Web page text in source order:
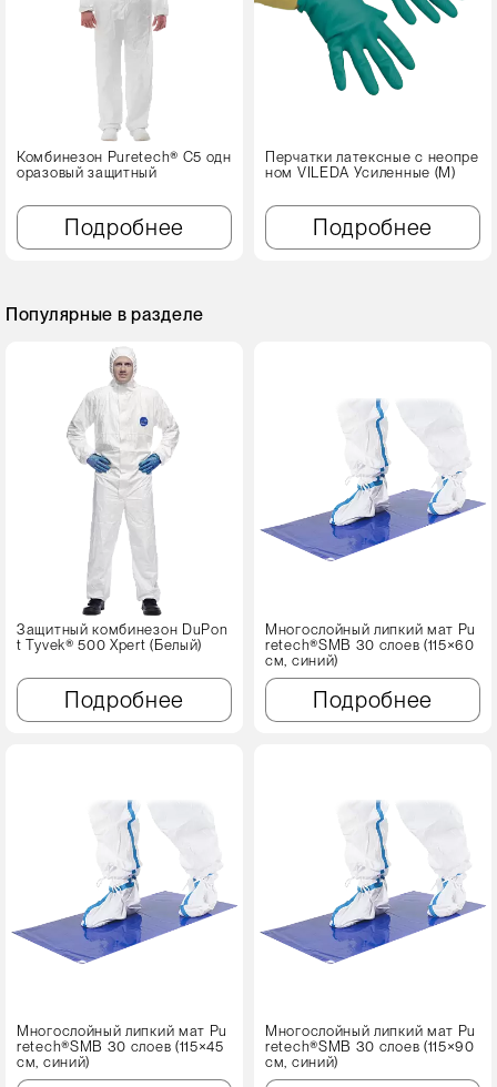
Комбинезон Puretech® C5 одн
оразовый защитный
Подробнее
Перчатки латексные с неопре
ном VILEDA Усиленные (М)
Подробнее
Популярные в разделе
Защитный комбинезон DuPon
t Tyvek® 500 Xpert (Белый)
Подробнее
Многослойный липкий мат Pu
retech®SMB 30 слоев (115×60
см, синий)
Подробнее
Многослойный липкий мат Pu
retech®SMB 30 слоев (115×45
см, синий)
Многослойный липкий мат Pu
retech®SMB 30 слоев (115×90
см, синий)